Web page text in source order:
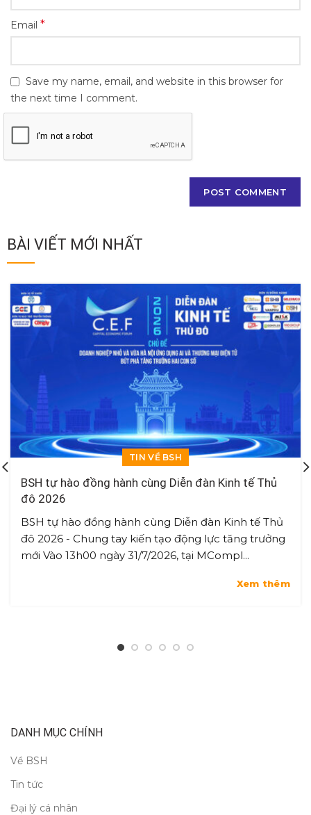
Email *
Save my name, email, and website in this browser for
the next time I comment.
BÀI VIẾT MỚI NHẤT
TIN VỀ BSH
BSH tự hào đồng hành cùng Diễn đàn Kinh tế Thủ
đô 2026
BSH tự hào đồng hành cùng Diễn đàn Kinh tế Thủ
đô 2026 - Chung tay kiến tạo động lực tăng trưởng
mới Vào 13h00 ngày 31/7/2026, tại MCompl...
Xem thêm
DANH MỤC CHÍNH
Về BSH
Tin tức
Đại lý cá nhân